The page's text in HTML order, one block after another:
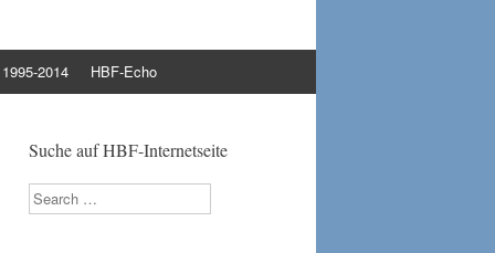
2014 HBF-Echo
Suche auf HBF-Internetseite
Search